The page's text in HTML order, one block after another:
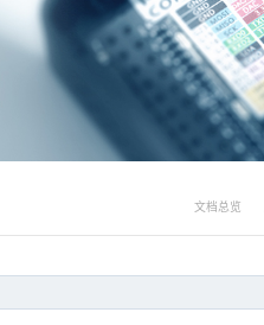
文档总览